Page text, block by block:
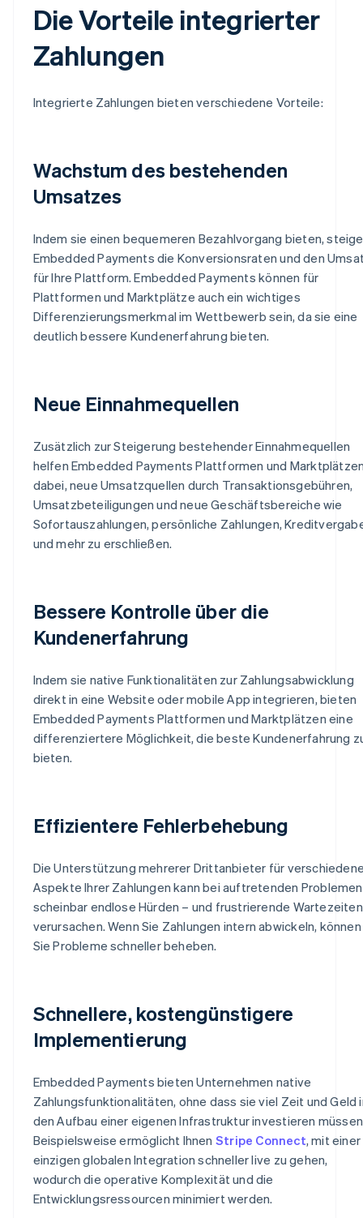
Die Vorteile integrierter
Zahlungen
Integrierte Zahlungen bieten verschiedene Vorteile:
Wachstum des bestehenden
Umsatzes
Indem sie einen bequemeren Bezahlvorgang bieten,
Embedded Payments die Konversionsraten und den
für Ihre Plattform. Embedded Payments können für
Plattformen und Marktplätze auch ein wichtiges
Differenzierungsmerkmal im Wettbewerb sein, da sie eine
deutlich bessere Kundenerfahrung bieten.
Neue Einnahmequellen
Zusätzlich zur Steigerung bestehender Einnahmequellen
helfen Embedded Payments Plattformen und
dabei, neue Umsatzquellen durch Transaktionsgebühren,
Umsatzbeteiligungen und neue Geschäftsbereiche wie
Sofortauszahlungen, persönliche Zahlungen,
und mehr zu erschließen.
Bessere Kontrolle über die
Kundenerfahrung
Indem sie native Funktionalitäten zur Zahlungsabwicklung
direkt in eine Website oder mobile App integrieren, bieten
Embedded Payments Plattformen und Marktplätzen eine
differenziertere Möglichkeit, die beste Kundenerfahrung
bieten.
Effizientere Fehlerbehebung
Die Unterstützung mehrerer Drittanbieter für
Aspekte Ihrer Zahlungen kann bei auftretenden Problemen
scheinbar endlose Hürden – und frustrierende
verursachen. Wenn Sie Zahlungen intern abwickeln, können
Sie Probleme schneller beheben.
Schnellere, kostengünstigere
Implementierung
Embedded Payments bieten Unternehmen native
Zahlungsfunktionalitäten, ohne dass sie viel Zeit und Geld
den Aufbau einer eigenen Infrastruktur investieren
Beispielsweise ermöglicht Ihnen Stripe Connect, mit einer
einzigen globalen Integration schneller live zu gehen,
wodurch die operative Komplexität und die
Entwicklungsressourcen minimiert werden.